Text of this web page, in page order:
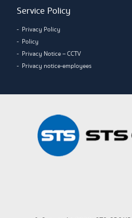
Service Policy
Privacy Policy
Policy
Privacy Notice – CCTV
Privacy notice-employees